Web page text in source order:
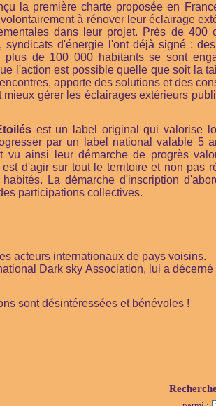
la première charte proposée en
à rénover leur éclairage
dans leur projet. Près de 400
syndicats d'énergie l'ont déjà signé :
de 100 000 habitants se sont
l'action est possible quelle que soit la
apporte des solutions et des
gérer les éclairages extérieurs
est un label original qui valorise
par un label national valable 5
vu ainsi leur démarche de progrès
d'agir sur tout le territoire et non pas
La démarche d'inscription
participations collectives.
acteurs internationaux de pays voisins.
Dark sky Association, lui a
sont désintéressées et bénévoles !